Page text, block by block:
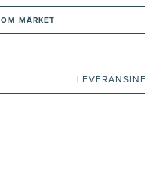
OM MÄRKET